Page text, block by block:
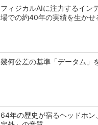
フィジカルAIに注力するイン
場での約40年の実績を生かせ
幾何公差の基準「データム」
64年の歴史が宿るヘッドホン